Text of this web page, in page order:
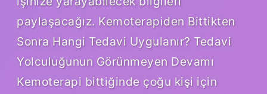
paylaşacağız. Kemoterapiden Bittikten
Sonra Hangi Tedavi Uygulanır? Tedavi
Yolculuğunun Görünmeyen Devamı
Kemoterapi bittiğinde çoğu kişi için